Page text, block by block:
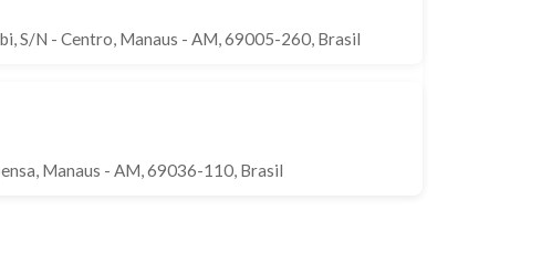
S/N - Centro, Manaus - AM, 69005-260, Brasil
Manaus - AM, 69036-110, Brasil